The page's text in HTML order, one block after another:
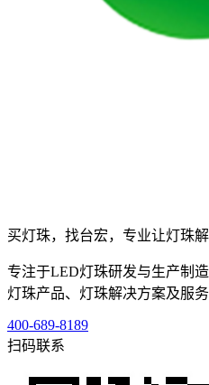
买灯珠，找台宏，专业让灯珠解
专注于LED灯珠研发与生产制
灯珠产品、灯珠解决方案及服
400-689-8189
扫码联系